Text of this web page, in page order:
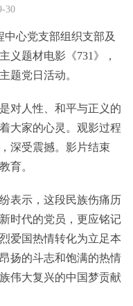
30
中心党支部组织支部及
义题材电影《731》，
题党日活动。
对人性、和平与正义的
大家的心灵。观影过程
深受震撼。影片结束
育。
表示，这段民族伤痛历
时代的党员，更应铭记
爱国热情转化为立足本
扬的斗志和饱满的热情
伟大复兴的中国梦贡献